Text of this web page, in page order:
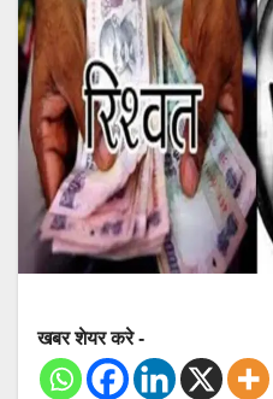
खबर शेयर करे -